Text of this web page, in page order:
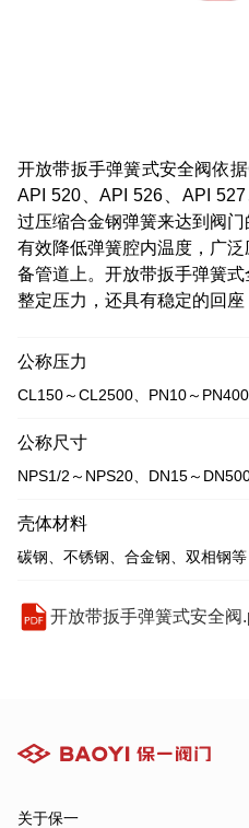
开放带扳手弹簧式安全阀依
API 520、API 526、API
过压缩合金钢弹簧来达到阀
有效降低弹簧腔内温度，广
备管道上。开放带扳手弹簧
整定压力，还具有稳定的回座
公称压力
CL150～CL2500、PN10～PN400
公称尺寸
NPS1/2～NPS20、DN15～
壳体材料
碳钢、不锈钢、合金钢、双相钢等
开放带扳手弹簧式安全阀
关于保一